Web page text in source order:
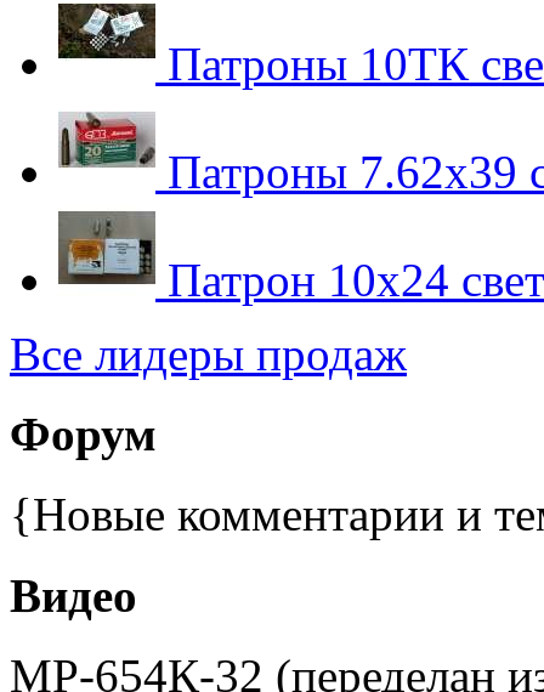
Патроны 10ТК
Патроны 7.62х39
Патрон 10х24
Все лидеры продаж
Форум
{Новые комментарии и
Видео
МР-654К-32 (переделан